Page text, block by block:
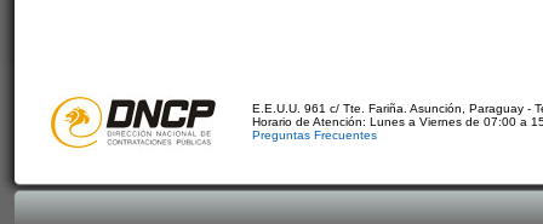
E.E.U.U. 961 c/ Tte. Fariña. Asunción, Paraguay -
Horario de Atención: Lunes a Viernes de 07:00 a
Preguntas Frecuentes